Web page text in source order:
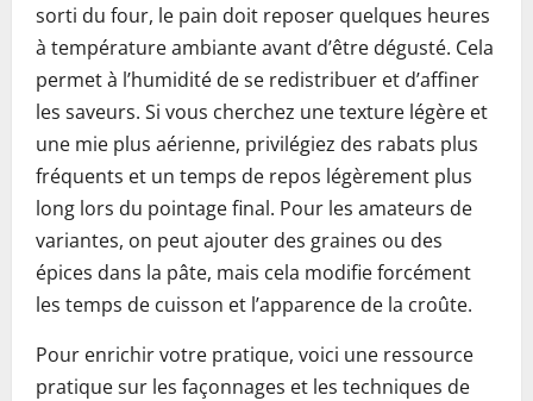
sorti du four, le pain doit reposer quelques heures
à température ambiante avant d’être dégusté. Cela
permet à l’humidité de se redistribuer et d’affiner
les saveurs. Si vous cherchez une texture légère et
une mie plus aérienne, privilégiez des rabats plus
fréquents et un temps de repos légèrement plus
long lors du pointage final. Pour les amateurs de
variantes, on peut ajouter des graines ou des
épices dans la pâte, mais cela modifie forcément
les temps de cuisson et l’apparence de la croûte.
Pour enrichir votre pratique, voici une ressource
pratique sur les façonnages et les techniques de